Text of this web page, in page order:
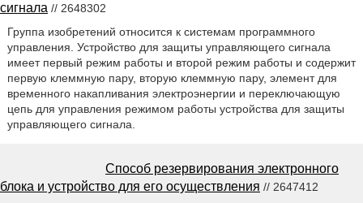
сигнала // 2648302
Группа изобретений относится к системам программного
управления. Устройство для защиты управляющего сигнала
имеет первый режим работы и второй режим работы и содержит
первую клеммную пару, вторую клеммную пару, элемент для
временного накапливания электроэнергии и переключающую
цепь для управления режимом работы устройства для защиты
управляющего сигнала.
Способ резервирования электронного
блока и устройство для его осуществления // 2647412